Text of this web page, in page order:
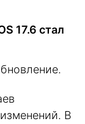
17.6 стал
В